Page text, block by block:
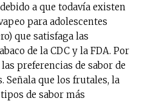
a que todavía existen
para adolescentes
que satisfaga las
de la CDC y la FDA. Por
preferencias de sabor de
Señala que los frutales, la
de sabor más